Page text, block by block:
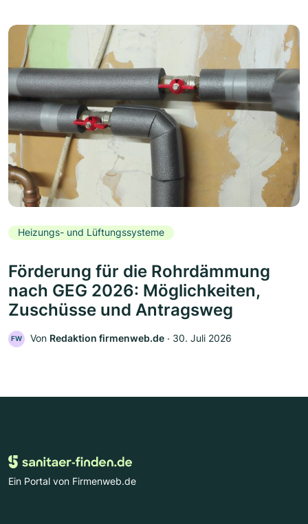
Heizungs- und Lüftungssysteme
Förderung für die Rohrdämmung
nach GEG 2026: Möglichkeiten,
Zuschüsse und Antragsweg
FW Von Redaktion firmenweb.de ‧ 30. Juli 2026
Ein Portal von Firmenweb.de